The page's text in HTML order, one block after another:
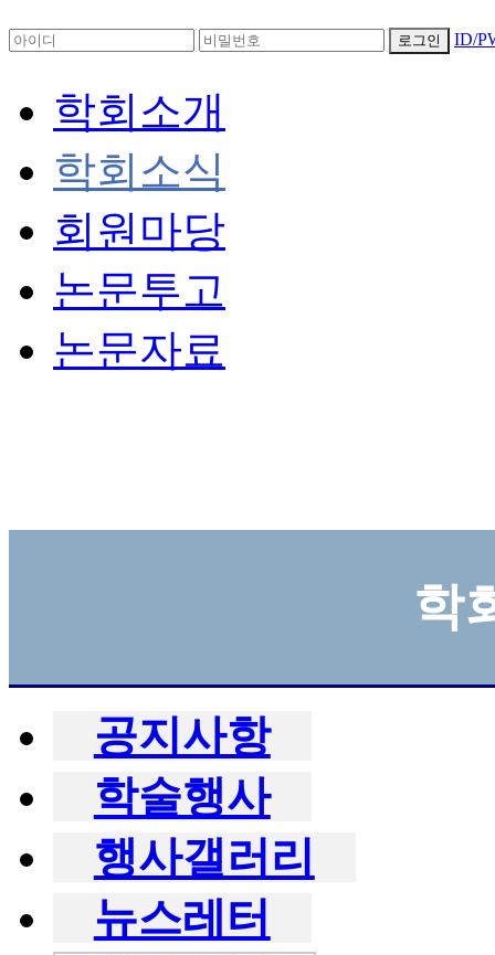
로그인 ID/
학회소개
학회소식
회원마당
논문투고
논문자료
학
공지사항
학술행사
행사갤러리
뉴스레터